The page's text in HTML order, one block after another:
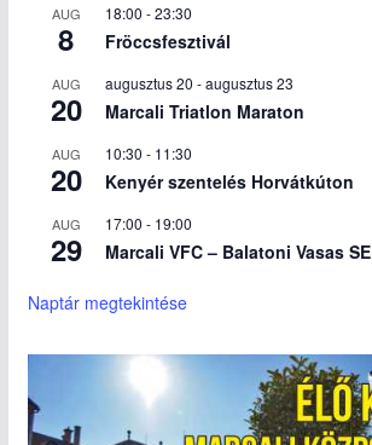
AUG
8
18:00 -23:30
Fröccsfesztivál
AUG
20
augusztus 20 -augusztus 23
Marcali Triatlon Maraton
AUG
20
10:30 - 11:30
Kenyér szentelés Horvátkúton
AUG
29
17:00 - 19:00
Marcali VFC – Balatoni Vasas SE
Naptár megtekintése